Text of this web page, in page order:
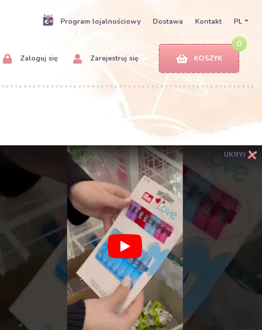
Program lojalnościowy Dostawa Kontakt PL
Zaloguj się Zarejestruj się
0
KOSZYK
UKRYJ